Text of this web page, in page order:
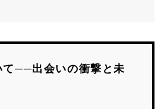
て──出会いの衝撃と未